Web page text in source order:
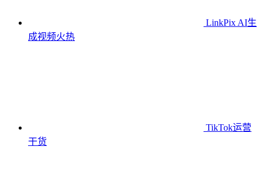
LinkPix AI生
成视频火热
TikTok运营
干货